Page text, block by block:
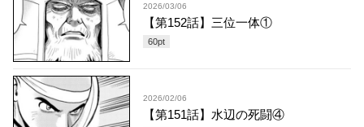
2026/03/06
【第152話】三位一体①
60pt
2026/02/06
【第151話】水辺の死闘④